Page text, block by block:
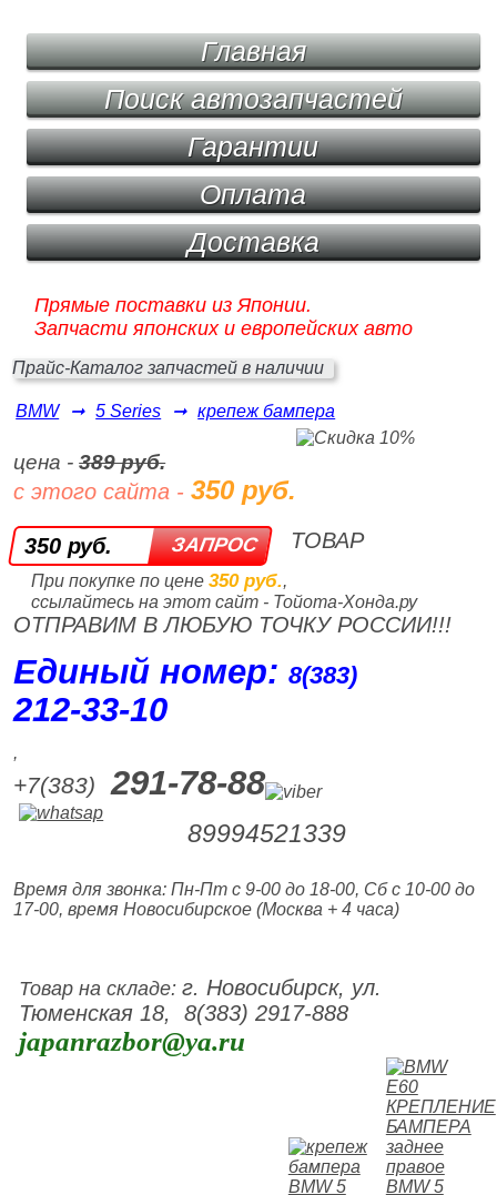
Главная
Поиск автозапчастей
Гарантии
Оплата
Доставка
Прямые поставки из Японии.
Запчасти японских и европейских авто
Прайс-Каталог запчастей в наличии
BMW ➞ 5 Series ➞ крепеж бампера
цена -389 руб.
с этого сайта -350 руб.
350 руб.
При покупке по цене 350 руб.,
ссылайтесь на этот сайт - Тойота-Хонда.ру
ТОВАР
ОТПРАВИМ В ЛЮБУЮ ТОЧКУ РОССИИ!!!
Единый номер:8(383)
212‑33‑10
,
+7(383) 291-78-88
89994521339
Время для звонка: Пн-Пт с 9-00 до 18-00, Сб с 10-00 до
17-00, время Новосибирское (Москва + 4 часа)
Товар на складе:г. Новосибирск, ул.
Тюменская 18, 8(383) 2917-888
japanrazbor@ya.ru